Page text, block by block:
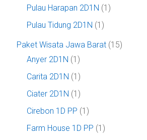
Pulau Harapan 2D1N (1)
Pulau Tidung 2D1N (1)
Paket Wisata Jawa Barat (15)
Anyer 2D1N (1)
Carita 2D1N (1)
Ciater 2D1N (1)
Cirebon 1D PP (1)
Farm House 1D PP (1)